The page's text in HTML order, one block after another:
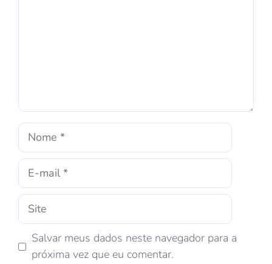
Salvar meus dados neste navegador para a
próxima vez que eu comentar.